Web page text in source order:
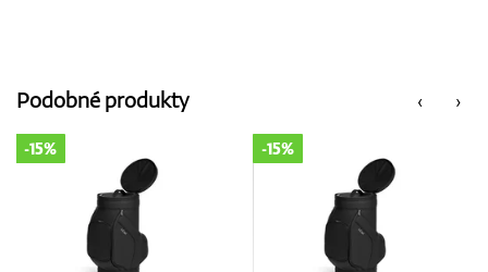
‹
Podobné produkty ›
-15% -15%